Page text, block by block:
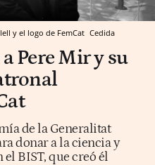
y el logo de FemCat Cedida
Pere Mir y su
de la Generalitat
donar a la ciencia y
BIST, que creó él